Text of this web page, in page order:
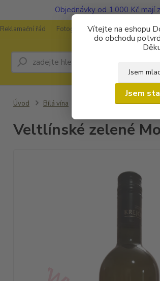
Objednávky od 1.000 Kč mají
Vítejte na eshopu
do obchodu
Jsem
Jsem
Reklamační řád Fotogalerie Kontakty
Úvod Bílá vína Veltlínské zelené
Veltlínské zelené